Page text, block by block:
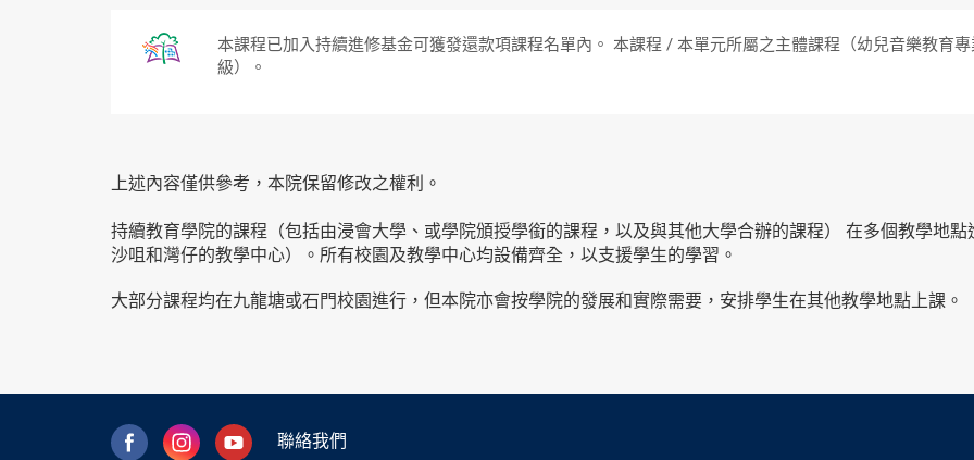
本課程已加入持續進修基金可獲發還款項課程名單內。 本課程 / 本單元所屬之主體課程（幼兒音樂教育
級）。
上述內容僅供參考，本院保留修改之權利。
持續教育學院的課程（包括由浸會大學、或學院頒授學銜的課程，以及與其他大學合辦的課程） 在多個教學地
沙咀和灣仔的教學中心）。所有校園及教學中心均設備齊全，以支援學生的學習。
大部分課程均在九龍塘或石門校園進行，但本院亦會按學院的發展和實際需要，安排學生在其他教學地點上課。
聯絡我們